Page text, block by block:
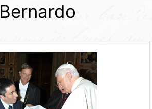
Bernardo